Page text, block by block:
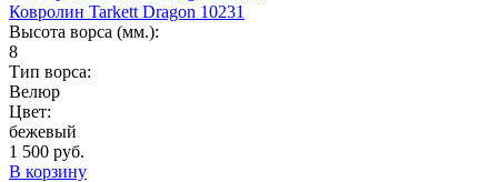
Ковролин Tarkett Dragon 10231
Высота ворса (мм.):
8
Тип ворса:
Велюр
Цвет:
бежевый
1 500 руб.
В корзину